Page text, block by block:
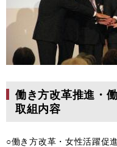
働き方改革推進・
取組内容
○働き方改革・女性活躍促